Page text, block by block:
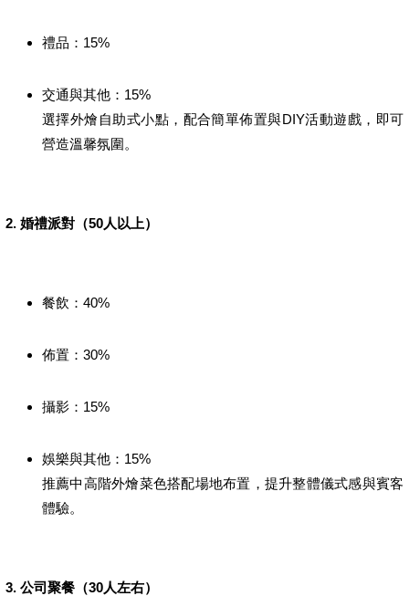
禮品：15%
交通與其他：15%
選擇外燴自助式小點，配合簡單佈置與DIY活動遊戲，即可
營造溫馨氛圍。
2. 婚禮派對（50人以上）
餐飲：40%
佈置：30%
攝影：15%
娛樂與其他：15%
推薦中高階外燴菜色搭配場地布置，提升整體儀式感與賓客
體驗。
3. 公司聚餐（30人左右）